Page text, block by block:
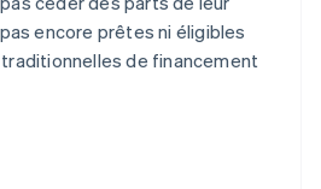
encore prêtes ni éligibles
de financement